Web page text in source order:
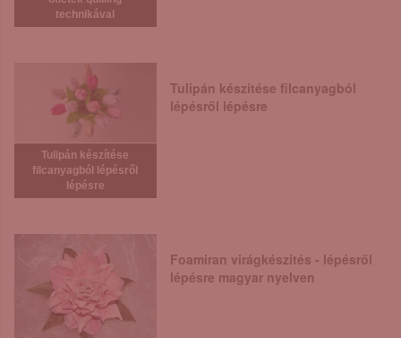
technikával
Tulipán készítése
filcanyagból lépésről
lépésre
Tulipán készítése filcanyagból
lépésről lépésre
Foamiran virágkészítés - lépésről
lépésre magyar nyelven